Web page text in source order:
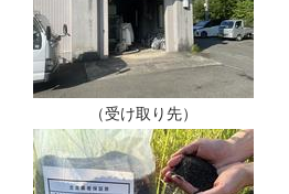
（受け取り先）